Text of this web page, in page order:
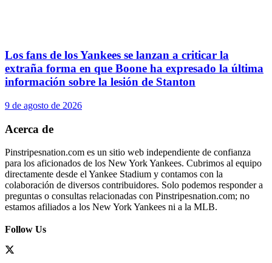
Los fans de los Yankees se lanzan a criticar la
extraña forma en que Boone ha expresado la última
información sobre la lesión de Stanton
9 de agosto de 2026
Acerca de
Pinstripesnation.com es un sitio web independiente de confianza
para los aficionados de los New York Yankees. Cubrimos al equipo
directamente desde el Yankee Stadium y contamos con la
colaboración de diversos contribuidores. Solo podemos responder a
preguntas o consultas relacionadas con Pinstripesnation.com; no
estamos afiliados a los New York Yankees ni a la MLB.
Follow Us